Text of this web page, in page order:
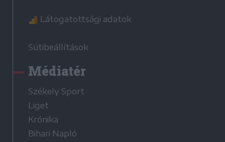
Látogatottsági adatok
Sütibeállítások
Médiatér
Székely Sport
Liget
Krónika
Bihari Napló